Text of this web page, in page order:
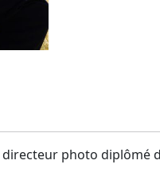
photo diplômé